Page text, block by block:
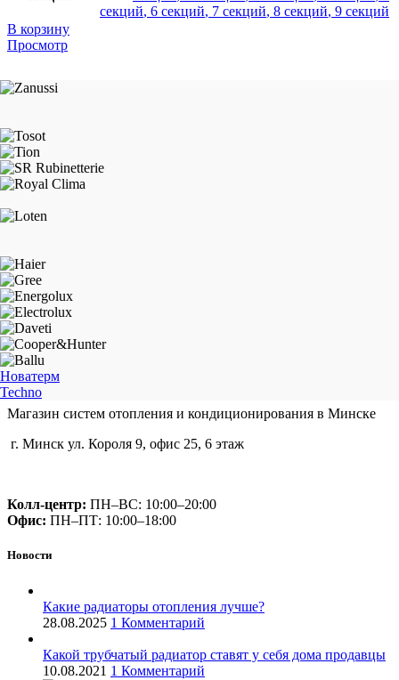
секций, 6 секций, 7 секций, 8 секций, 9 секций
В корзину
Просмотр
Новатерм
Techno
Магазин систем отопления и кондиционирования в Минске
г. Минск ул. Короля 9, офис 25, 6 этаж
Колл-центр: ПН–ВС: 10:00–20:00​
Офис: ПН–ПТ: 10:00–18:00
Новости
Какие радиаторы отопления лучше?
28.08.2025 1 Комментарий
Какой трубчатый радиатор ставят у себя дома продавцы
10.08.2021 1 Комментарий